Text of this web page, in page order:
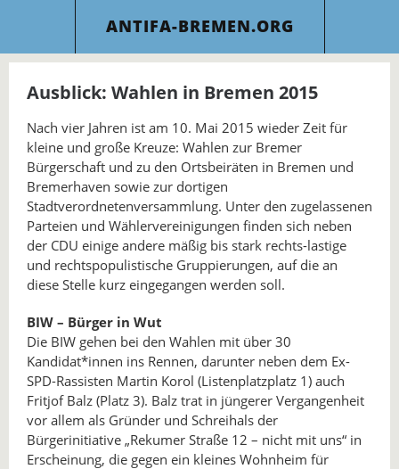
ANTIFA-BREMEN.ORG
Ausblick: Wahlen in Bremen 2015
Nach vier Jahren ist am 10. Mai 2015 wieder Zeit für
kleine und große Kreuze: Wahlen zur Bremer
Bürgerschaft und zu den Ortsbeiräten in Bremen und
Bremerhaven sowie zur dortigen
Stadtverordnetenversammlung. Unter den zugelassenen
Parteien und Wählervereinigungen finden sich neben
der CDU einige andere mäßig bis stark rechts-lastige
und rechtspopulistische Gruppierungen, auf die an
diese Stelle kurz eingegangen werden soll.
BIW – Bürger in Wut
Die BIW gehen bei den Wahlen mit über 30
Kandidat*innen ins Rennen, darunter neben dem Ex-
SPD-Rassisten Martin Korol (Listenplatzplatz 1) auch
Fritjof Balz (Platz 3). Balz trat in jüngerer Vergangenheit
vor allem als Gründer und Schreihals der
Bürgerinitiative „Rekumer Straße 12 – nicht mit uns“ in
Erscheinung, die gegen ein kleines Wohnheim für